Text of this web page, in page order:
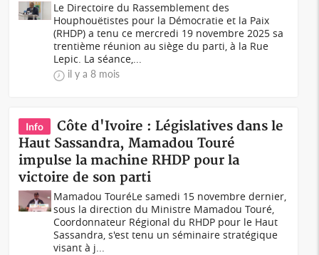
Le Directoire du Rassemblement des
Houphouëtistes pour la Démocratie et la Paix
(RHDP) a tenu ce mercredi 19 novembre 2025 sa
trentième réunion au siège du parti, à la Rue
Lepic. La séance,...
il y a 8 mois
Info
Côte d'Ivoire : Législatives dans le
Haut Sassandra, Mamadou Touré
impulse la machine RHDP pour la
victoire de son parti
Mamadou TouréLe samedi 15 novembre dernier,
sous la direction du Ministre Mamadou Touré,
Coordonnateur Régional du RHDP pour le Haut
Sassandra, s'est tenu un séminaire stratégique
visant à j...